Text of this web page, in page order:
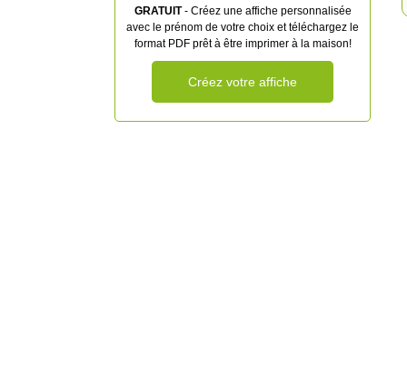
GRATUIT- Créez une affiche personnalisée
avec le prénom de votre choix et téléchargez le
format PDF prêt à être imprimer à la maison!
Créez votre affiche